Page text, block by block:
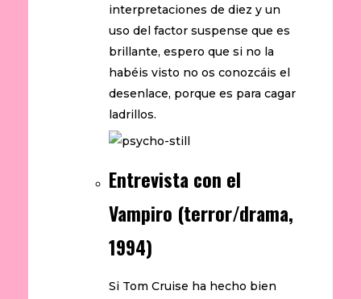
interpretaciones de diez y un
uso del factor suspense que es
brillante, espero que si no la
habéis visto no os conozcáis el
desenlace, porque es para cagar
ladrillos.
Entrevista con el
Vampiro (terror/drama,
1994)
Si Tom Cruise ha hecho bien